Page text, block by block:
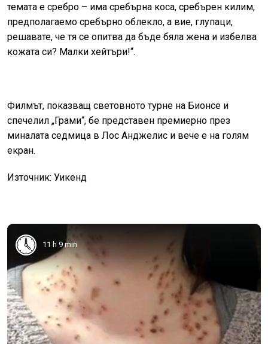
темата е сребро – има сребърна коса, сребърен килим,
предполагаемо сребърно облекло, а вие, глупаци,
решавате, че тя се опитва да бъде бяла жена и избелва
кожата си? Малки хейтъри!“.
Филмът, показващ световното турне на Бионсе и
спечелил „Грами“, бе представен премиерно през
миналата седмица в Лос Анджелис и вече е на голям
екран.
Източник: Уикенд
11 h 9 min